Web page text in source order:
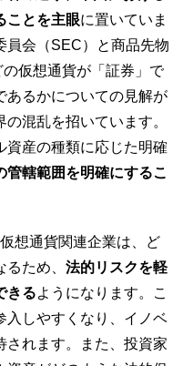
ことを主眼に置いていま
員会（SEC）と商品先物
仮想通貨が「証券」で
あるかについての見解が
混乱を招いています。
資産の種類に応じた明確
管轄範囲を明確にするこ
想通貨関連企業は、ど
ため、 法的リスクを軽
きるようになります。こ
入しやすくなり、イノベ
されます。また、投資家